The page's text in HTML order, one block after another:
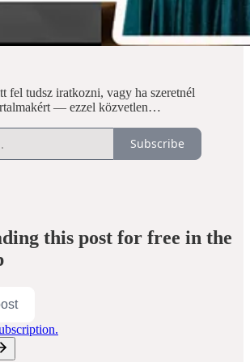
fel tudsz iratkozni, vagy ha szeretnél
— ezzel közvetlen…
Subscribe
this post for free in the